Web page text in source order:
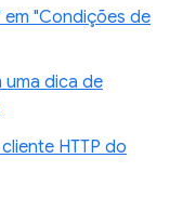
em "Condições de
uma dica de
HTTP do